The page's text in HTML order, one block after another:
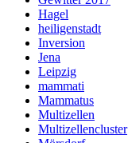
Hagel
heiligenstadt
Inversion
Jena
Leipzig
mammati
Mammatus
Multizellen
Multizellencluster